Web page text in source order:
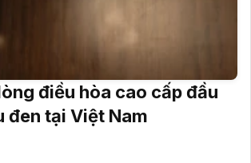
điều hòa cao cấp đầu
đen tại Việt Nam